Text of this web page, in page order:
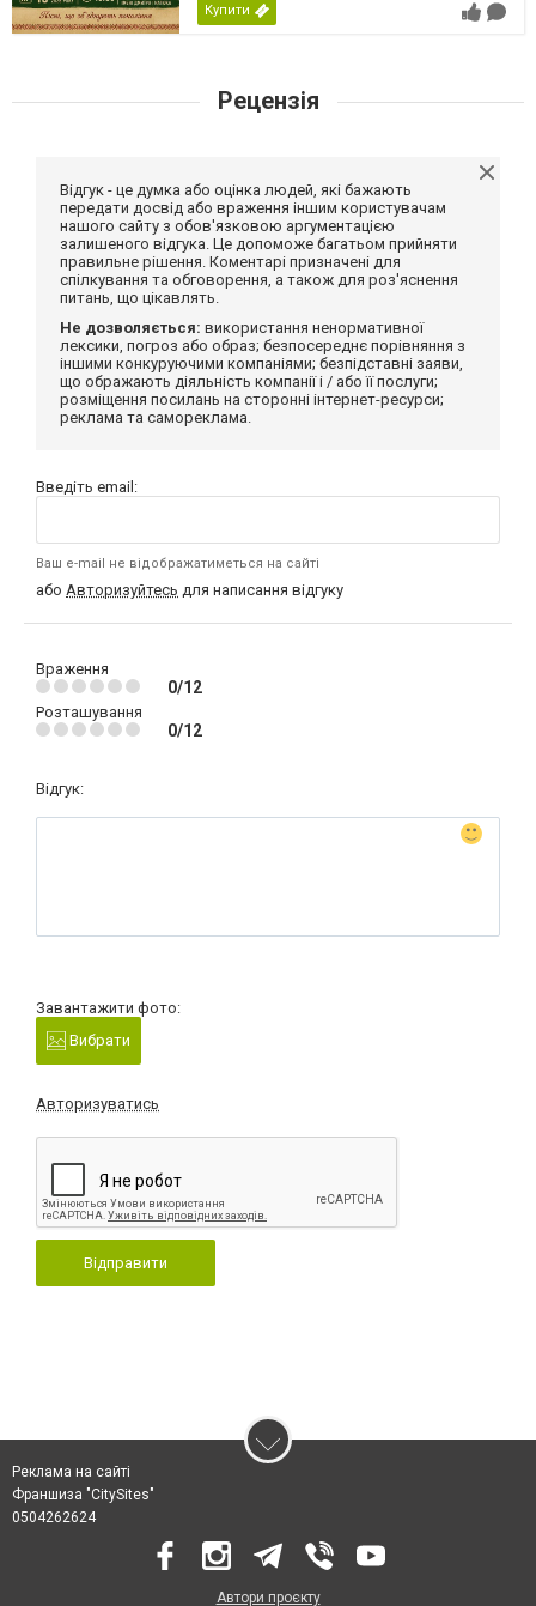
Купити
Рецензія
Відгук - це думка або оцінка людей, які бажають
передати досвід або враження іншим користувачам
нашого сайту з обов'язковою аргументацією
залишеного відгука. Це допоможе багатьом прийняти
правильне рішення. Коментарі призначені для
спілкування та обговорення, а також для роз'яснення
питань, що цікавлять.
Не дозволяється: використання ненормативної
лексики, погроз або образ; безпосереднє порівняння з
іншими конкуруючими компаніями; безпідставні заяви,
що ображають діяльність компанії і / або її послуги;
розміщення посилань на сторонні інтернет-ресурси;
реклама та самореклама.
Введіть email:
Ваш e-mail не відображатиметься на сайті
або Авторизуйтесь для написання відгуку
Враження
0/12
Розташування
0/12
Відгук:
Завантажити фото:
Вибрати
Авторизуватись
Відправити
Реклама на сайті
Франшиза "CitySites"
0504262624
Автори проєкту